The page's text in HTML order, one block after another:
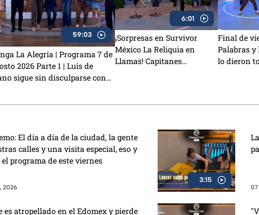
59:03
La Alegría | Programa 7 de
2026 Parte 1 | Luis de
sigue sin disculparse con
6:01
¡Sorpresas en Survivor
México La Reliquia en
Llamas! Capitanes
Final de
Palabras
lo dieron
El día a día de la ciudad, la gente
calles y una visita especial, eso y
programa de este viernes
2026
3:15
07
es atropellado en el Edomex y pierde